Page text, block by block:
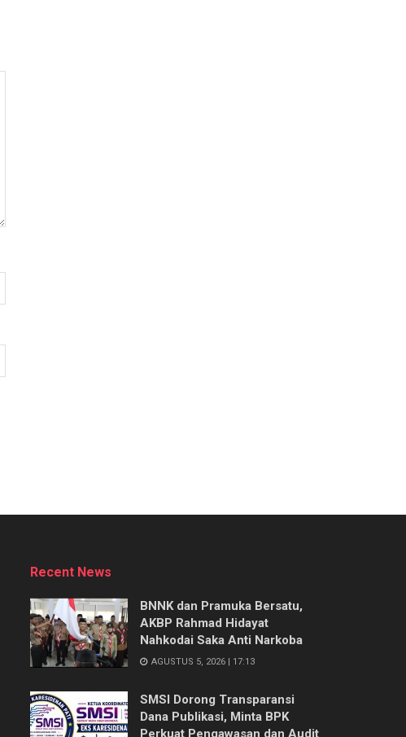
Recent News
BNNK dan Pramuka Bersatu,
AKBP Rahmad Hidayat
Nahkodai Saka Anti Narkoba
AGUSTUS 5, 2026 | 17:13
SMSI Dorong Transparansi
Dana Publikasi, Minta BPK
Perkuat Pengawasan dan Audit